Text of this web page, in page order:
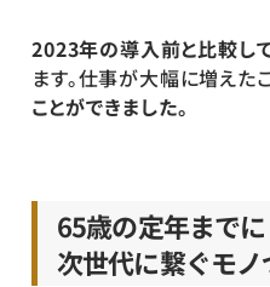
2023年の導入前と比較し
ます。仕事が大幅に増えた
ことができました。
65歳の定年までに
次世代に繋ぐモ